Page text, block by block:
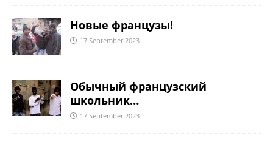
Новые французы!
17 September 2023
Обычный французский
школьник…
17 September 2023